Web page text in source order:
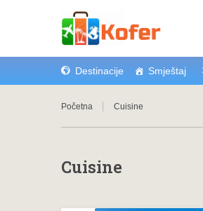
Destinacije Smještaj
Početna Cuisine
Cuisine